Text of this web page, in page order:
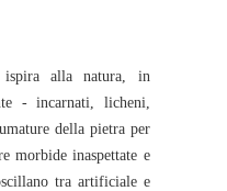
alla natura, in
- incarnati, licheni,
della pietra per
morbide inaspettate e
tra artificiale e